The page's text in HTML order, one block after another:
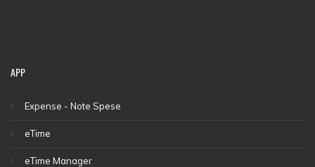
APP
Expense - Note Spese
eTime
eTime Manager